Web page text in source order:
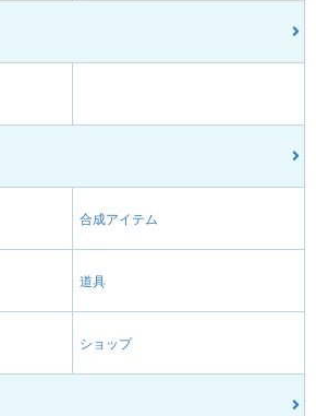
合成アイテム
道具
ショップ